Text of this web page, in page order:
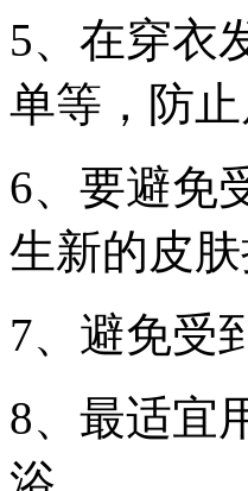
5、在穿衣
单等，防止
6、要避免
生新的皮肤
7、避免受
8、最适宜